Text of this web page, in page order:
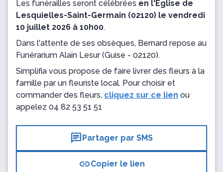
Les funérailles seront célébrées en l'Église de
Lesquielles-Saint-Germain (02120) le vendredi
10 juillet 2026 à 10h00.
Dans l'attente de ses obsèques, Bernard repose au
Funérarium Alain Lesur(Guise - 02120).
Simplifia vous propose de faire livrer des fleurs à la
famille par un fleuriste local. Pour choisir et
commander des fleurs, cliquez sur ce lien ou
appelez 04 82 53 51 51
chatPartager par SMS
linkCopier le lien